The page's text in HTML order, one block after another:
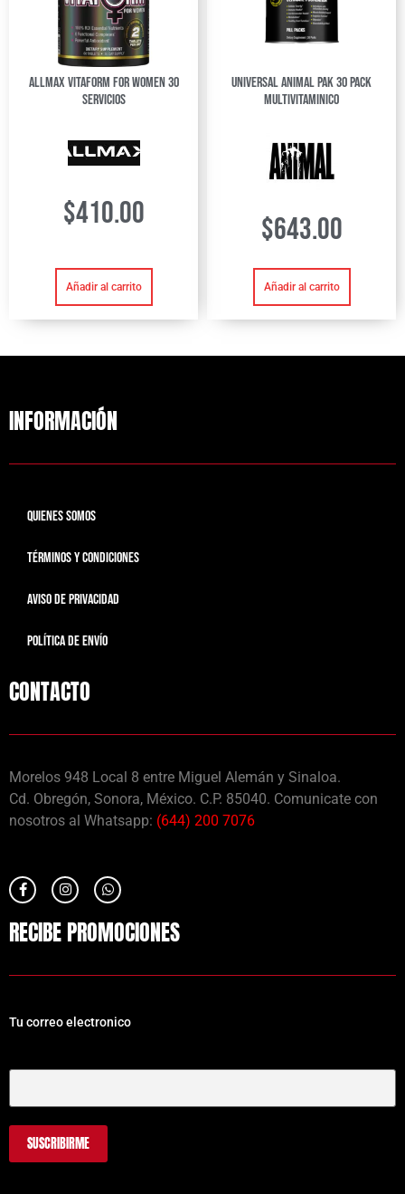
Allmax Vitaform For Women 30
Servicios
$410.00
Añadir al carrito
Universal Animal Pak 30 pack
Multivitaminico
$643.00
Añadir al carrito
INFORMACIÓN
QUIENES SOMOS
TÉRMINOS Y CONDICIONES
AVISO DE PRIVACIDAD
POLÍTICA DE ENVÍO
CONTACTO
Morelos 948 Local 8 entre Miguel Alemán y Sinaloa.
Cd. Obregón, Sonora, México. C.P. 85040. Comunicate con
nosotros al Whatsapp: (644) 200 7076
RECIBE PROMOCIONES
Tu correo electronico